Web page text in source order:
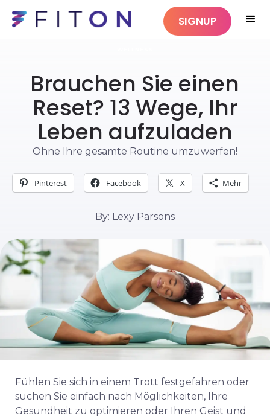
SIGNUP
Brauchen Sie einen
Reset? 13 Wege, Ihr
Leben aufzuladen
Ohne Ihre gesamte Routine umzuwerfen!
Pinterest Facebook X Mehr
By: Lexy Parsons
Fühlen Sie sich in einem Trott festgefahren oder
suchen Sie einfach nach Möglichkeiten, Ihre
Gesundheit zu optimieren oder Ihren Geist und